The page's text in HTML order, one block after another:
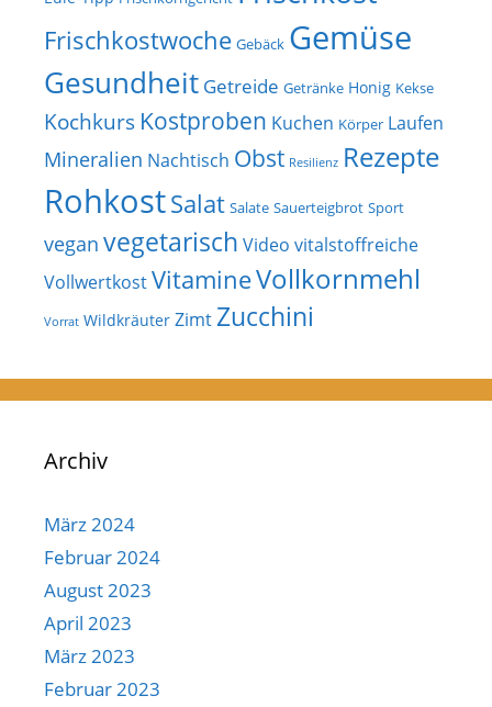
Frischkostwoche Gebäck Gemüse
Gesundheit Getreide Getränke Honig Kekse
Kochkurs Kostproben Kuchen Körper Laufen
Mineralien Nachtisch Obst Resilienz Rezepte
RohkostSalat Salate Sauerteigbrot Sport
vegan vegetarisch Video vitalstoffreiche
VollwertkostVitamineVollkornmehl
Vorrat Wildkräuter Zimt Zucchini
Archiv
März 2024
Februar 2024
August 2023
April 2023
März 2023
Februar 2023